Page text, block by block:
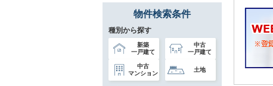
物件検索条件
種別から探す
新築
一戸建て
中古
一戸建て
中古
マンション
土地